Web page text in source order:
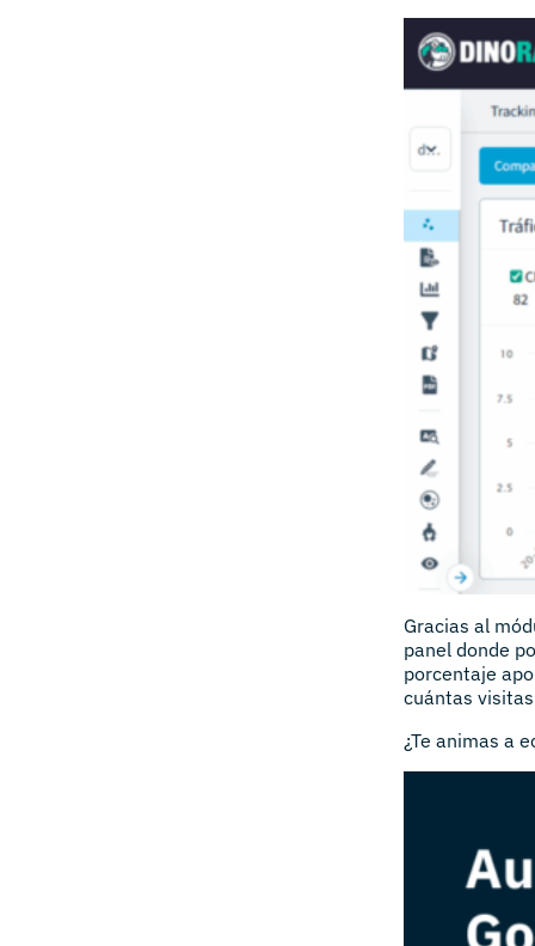
Gracias al
panel donde
porcentaje
cuántas
¿Te animas a